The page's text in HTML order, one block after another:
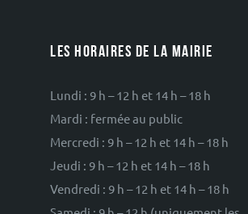
LES HORAIRES DE LA MAIRIE
Lundi : 9 h – 12 h et 14 h – 18 h
Mardi : fermée au public
Mercredi : 9 h – 12 h et 14 h – 18 h
Jeudi : 9 h – 12 h et 14 h – 18 h
Vendredi : 9 h – 12 h et 14 h – 18 h